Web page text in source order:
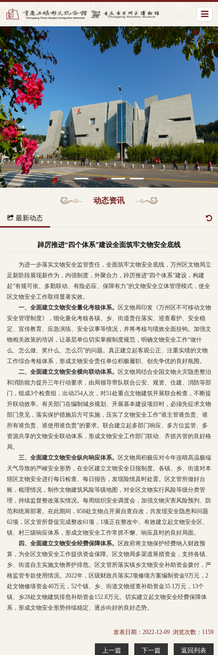
动态资讯
最新动态
踔厉推进“四个体系”建设全面筑牢文物安全底线
为进一步落实文物安全监管责任，全面筑牢文物安全底线，万州区文物局立
足新阶段展现新作为，内强制度，外聚合力，踔厉推进“四个体系”建设，构建
起“有规可依、多勤联动、有险必应、保障有力”的文物安全立体管理模式，使全
区文物安全工作取得显著实效。
一、全面建立文物安全量化考核体系。 区文物局印发《万州区不可移动文物
安全管理制度》，细化量化考核各镇、乡、街道责任落实、巡查看护、安全稳
定、宣传教育、应急演练、安全议事等情况，并将考核与绩效全面挂钩。加强文
物相关政策的培训，让基层单位切实掌握制度规范，明确文物安全工作“做什
么、怎么做、奖什么、怎么罚”的问题。真正建立起客观公正、注重实绩的文物
工作综合考核体系，形成文物安全责任单位积极履职、创先争优的良好氛围。
二、全面建立文物安全横向联动体系。 区文物局结合全国文物火灾隐患整治
和消防能力提升三年行动要求，由局领导带队联合公安、规资、住建、消防等部
门，组成3个检查组，出动254人次，对51处重点文物建筑开展联合检查，不断提
升联动效率。有关部门在编制城乡规划、开展基本建设项目时，必须先征求文物
部门意见，落实保护措施后方可实施，压实了文物安全工作“谁主管谁负责、谁
所有谁负责、谁使用谁负责”的要求。联合建立起多部门响应、多方位监管、多
资源共享的文物安全联动体系，形成文物安全工作部门联动、齐抓共管的良好格
局。
三、全面建立文物安全纵向响应体系。 区文物局积极应对今年连晴高温极端
天气导致的严峻安全形势，在全区建立文物安全日报制度。各镇、乡、街道对本
辖区文物安全进行每日检查、每日报告，发现险情及时处置。区文管所做好台
账，梳理情况，制作文物建筑风险等级地图，对全区文物实行风险等级分类管
理，持续监督整改落实情况。每周组织安全调度会，加强文物灾害风险预判、防
范和统筹部署。在此期间，858处文物点开展自查自改，共发现安全隐患和问题
62项，区文管所督促完成整改61项，1项正在整改中。有效建立起文物安全区、
镇、村三级响应体系，形成文物安全工作常抓不懈、响应及时的良好局面。
四、全面建立文物安全经费保障体系。 区政府将文物保护经费纳入财政预
算，为全区文物安全工作提供资金保障。区文物局多渠道筹措资金，支持各镇、
乡、街道自主实施文物养护排危。区文管所落实镇乡文物安全补助资金拨付，严
格监管专款使用情况。2022年，区级财政共落实2项修缮方案编制资金9万元，2
处文物修缮资金40万元，52个镇、乡、街道文物巡查补助资金35.1万元，13个
镇、乡28处文物建筑排危补助资金152.8万元。切实建立起文物安全经费保障体
系，形成文物安全形势持续稳定、逐步向好的良好态势。
发表日期：2022-12-09 浏览次数： 1159
上一篇 下一篇 返回列表